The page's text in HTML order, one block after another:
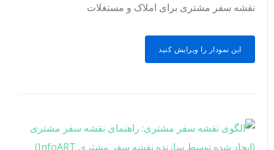
نقشه سفر مشتری برای املاک و مستغلات
این نمودار را ویرایش کنید